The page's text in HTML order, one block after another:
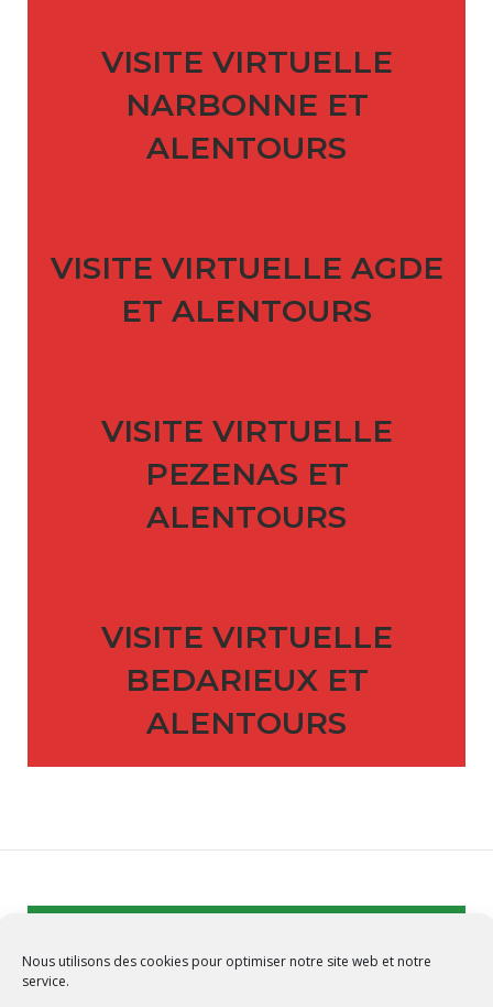
Nous utilisons des cookies pour optimiser notre site web et notre
service.
VISITE VIRTUELLE
NARBONNE ET
ALENTOURS
VISITE VIRTUELLE AGDE
ET ALENTOURS
VISITE VIRTUELLE
PEZENAS ET
ALENTOURS
VISITE VIRTUELLE
BEDARIEUX ET
ALENTOURS